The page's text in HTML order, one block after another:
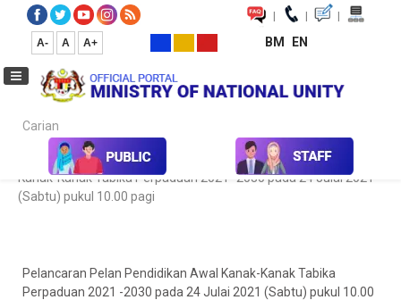
| | |
A- A A+ BM EN
Carian...
Pengumuman
Pelancaran Pelan Pendidikan Awal
Kanak-Kanak Tabika Perpaduan 2021 -2030 pada 24 Julai 2021
(Sabtu) pukul 10.00 pagi
Pelancaran Pelan Pendidikan Awal Kanak-Kanak Tabika
Perpaduan 2021 -2030 pada 24 Julai 2021 (Sabtu) pukul 10.00